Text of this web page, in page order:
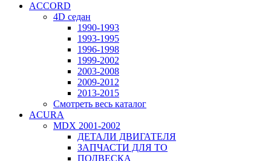
ACCORD
4D седан
1990-1993
1993-1995
1996-1998
1999-2002
2003-2008
2009-2012
2013-2015
Смотреть весь каталог
ACURA
MDX 2001-2002
ДЕТАЛИ ДВИГАТЕЛЯ
ЗАПЧАСТИ ДЛЯ ТО
ПОДВЕСКА